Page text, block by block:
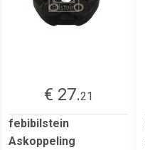
€ 27.21
febibilstein
Askoppeling